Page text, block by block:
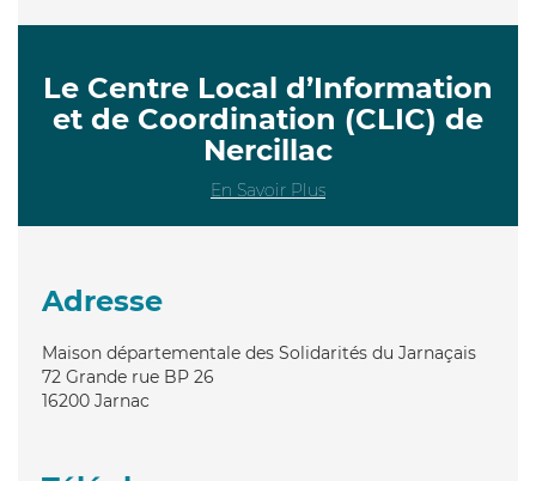
Le Centre Local d’Information
et de Coordination (CLIC) de
Nercillac
En Savoir Plus
Adresse
Maison départementale des Solidarités du Jarnaçais
72 Grande rue BP 26
16200 Jarnac